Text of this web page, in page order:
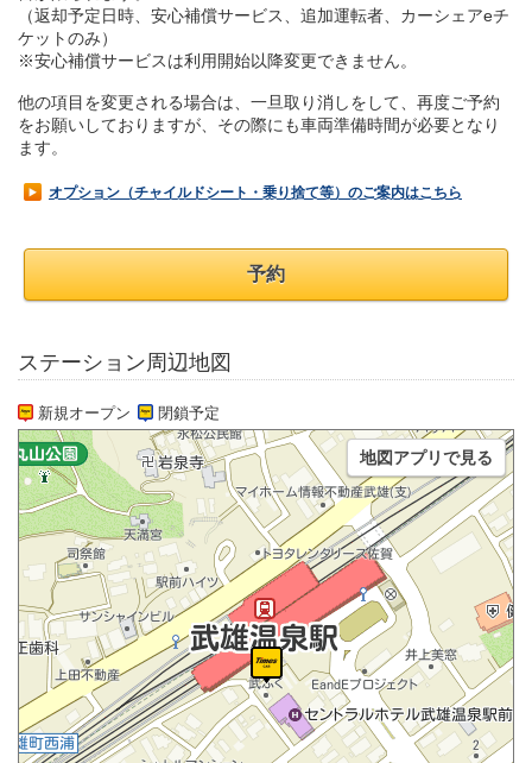
（返却予定日時、安心補償サービス、追加運転者、カーシェアeチ
ケットのみ）
※安心補償サービスは利用開始以降変更できません。
他の項目を変更される場合は、一旦取り消しをして、再度ご予約
をお願いしておりますが、その際にも車両準備時間が必要となり
ます。
オプション（チャイルドシート・乗り捨て等）のご案内はこちら
予約
ステーション周辺地図
新規オープン 閉鎖予定
地図アプリで見る